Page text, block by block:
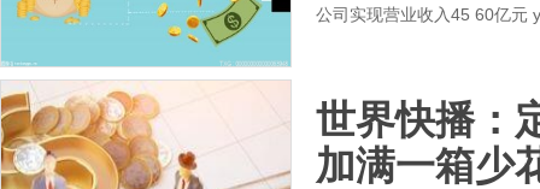
公司实现营业收入45 60亿元
世界快播：
加满一箱少